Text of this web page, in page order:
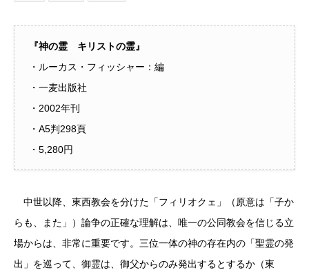
『神の霊 キリストの霊』
・ルーカス・フィッシャー：編
・一麦出版社
・2002年刊
・A5判298頁
・5,280円
中世以降、東西教会を分けた「フィリオクェ」（原意は「子か
らも、また」）論争の正確な理解は、唯一の公同教会を信じる立
場からは、非常に重要です。三位一体の神の存在内の「聖霊の発
出」を巡って、御霊は、御父からのみ発出するとするか（東